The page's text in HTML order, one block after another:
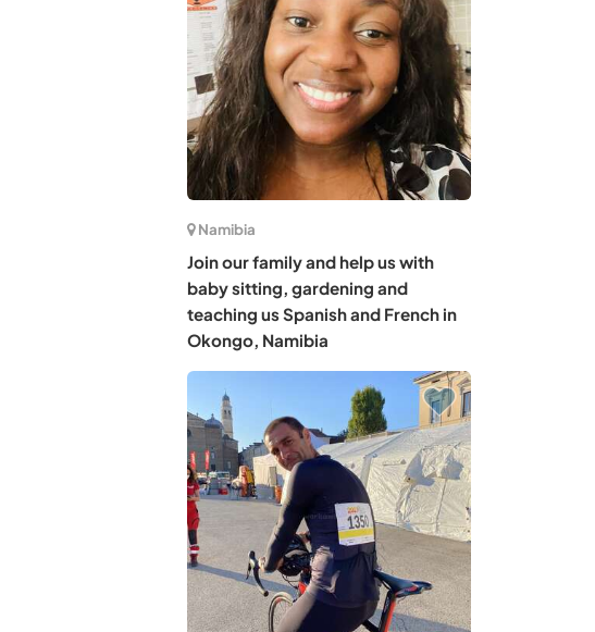
Namibia
Join our family and help us with
baby sitting, gardening and
teaching us Spanish and French in
Okongo, Namibia